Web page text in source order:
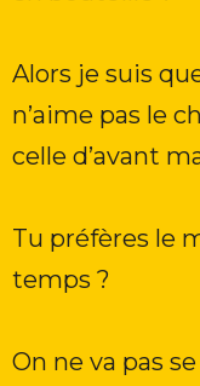
Alors je suis
n’aime pas le
celle d’avant
Tu préfères le
temps ?
On ne va pas